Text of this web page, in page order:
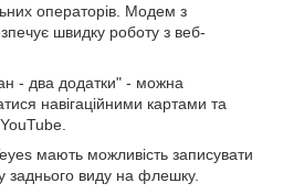
операторів. Модем з
швидку роботу з веб-
- два додатки" - можна
навігаційними картами та
мають можливість записувати
заднього виду на флешку.